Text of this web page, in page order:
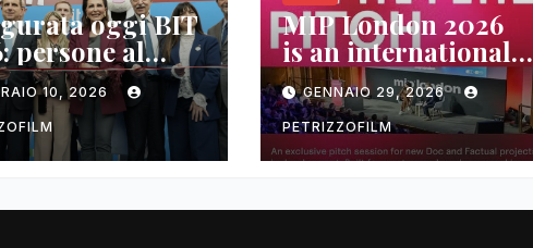
oggi BIT
persone al
contenuti,
e business
10, 2026
MIP London 2026
is an international
TV and streaming
content market
GENNAIO 29, 2026
PETRIZZOFILM